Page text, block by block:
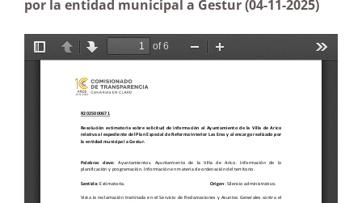
por la entidad municipal a Gestur(04-11-2025)